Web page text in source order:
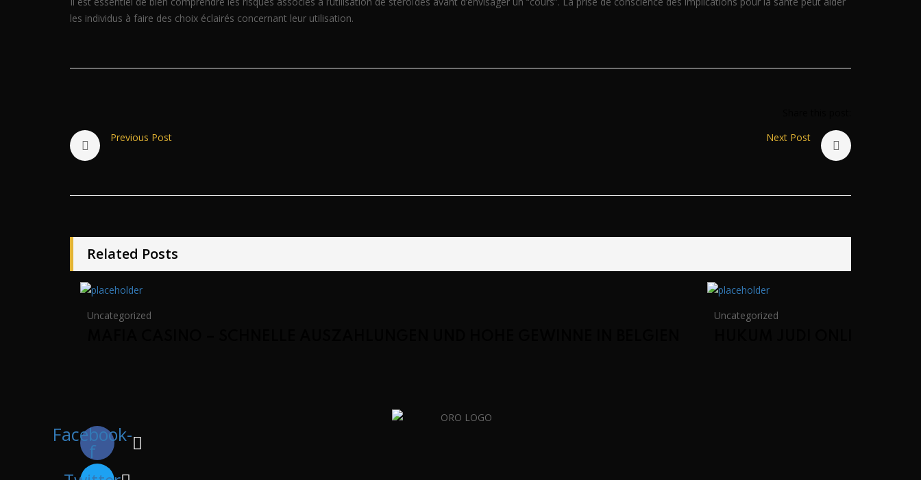
les individus à faire des choix éclairés concernant leur utilisation.
Previous Post
Next Post
Related Posts
Uncategorized Uncategorized
Facebook-
f